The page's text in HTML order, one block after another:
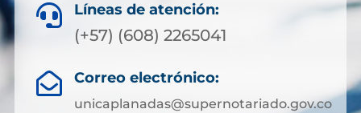
 Líneas de atención:
(+57) (608) 2265041
 Correo electrónico:
unicaplanadas@supernotariado.gov.co